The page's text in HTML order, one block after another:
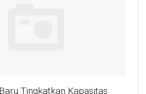
Tingkatkan Kapasitas